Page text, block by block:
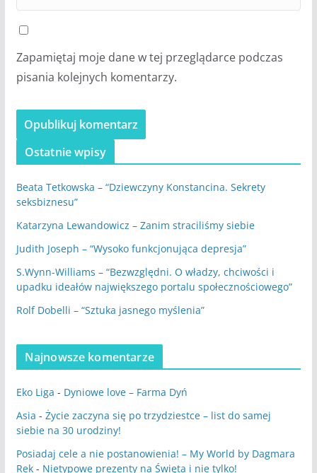
Zapamiętaj moje dane w tej przeglądarce podczas
pisania kolejnych komentarzy.
Ostatnie wpisy
Beata Tetkowska – “Dziewczyny Konstancina. Sekrety
seksbiznesu”
Katarzyna Lewandowicz – Zanim straciliśmy siebie
Judith Joseph – “Wysoko funkcjonująca depresja”
S.Wynn-Williams – “Bezwzględni. O władzy, chciwości i
upadku ideałów największego portalu społecznościowego”
Rolf Dobelli – “Sztuka jasnego myślenia”
Najnowsze komentarze
Eko Liga - Dyniowe love – Farma Dyń
Asia - Życie zaczyna się po trzydziestce – list do samej
siebie na 30 urodziny!
Posiadaj cele a nie postanowienia! – My World by Dagmara
Rek- Nietypowe prezenty na Święta i nie tylko!